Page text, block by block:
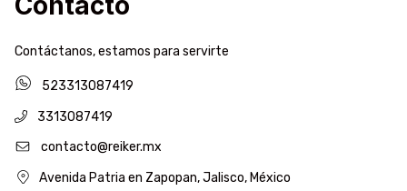
Contáctanos, estamos para servirte
523313087419
3313087419
contacto@reiker.mx
Avenida Patria en Zapopan, Jalisco, México